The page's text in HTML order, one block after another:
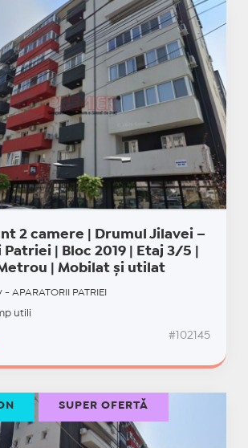
2 camere | Drumul Jilavei –
| Bloc 2019 | Etaj 3/5 |
| Mobilat și utilat
APARATORII PATRIEI
utili
#102145
SUPER OFERTĂ